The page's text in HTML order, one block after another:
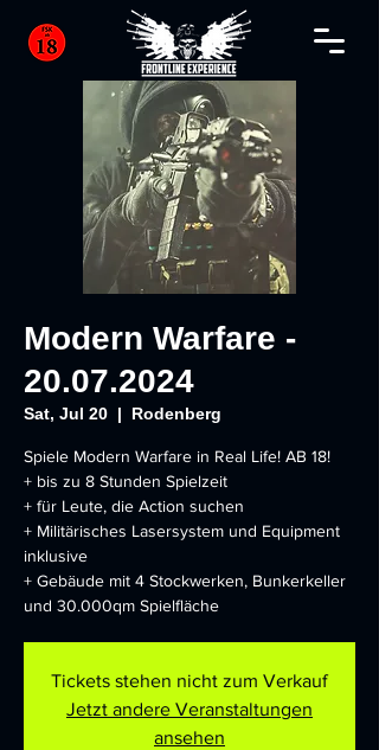
Modern Warfare -
20.07.2024
Sat, Jul 20
  |
Rodenberg
Spiele Modern Warfare in Real Life! AB 18!
+ bis zu 8 Stunden Spielzeit
+ für Leute, die Action suchen
+ Militärisches Lasersystem und Equipment
inklusive
+ Gebäude mit 4 Stockwerken, Bunkerkeller
und 30.000qm Spielfläche
Tickets stehen nicht zum Verkauf
Jetzt andere Veranstaltungen
ansehen